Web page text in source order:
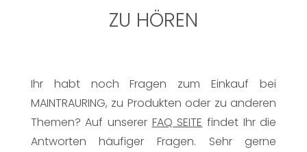
ZU HÖREN
Ihr habt noch Fragen zum Einkauf bei
MAINTRAURING, zu Produkten oder zu anderen
Themen? Auf unserer FAQ SEITE findet Ihr die
Antworten häufiger Fragen. Sehr gerne